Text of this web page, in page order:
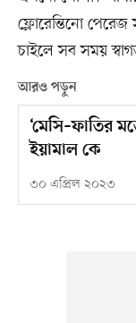
ফ্লোরেন্তিনো
চাইলে সব সময়
আরও পড়ুন
‘মেসি–ফাতির
ইয়ামাল কে
৩০ এপ্রিল ২০২৩